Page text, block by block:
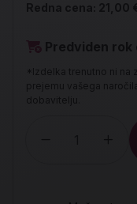
Redna cena: 21,00 €
Predviden
*Izdelka trenutno ni na
prejemu vašega
dobavitelju.